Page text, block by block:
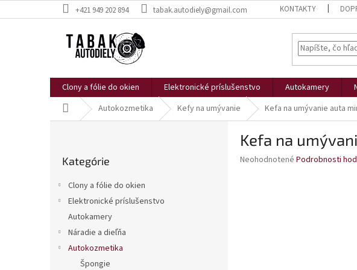
na
+421 949 202 894 tabak.autodiely@gmail.com KONTAKTY
Clony a fólie do okien Elektronické príslušenstvo Autokamery
DomovAutokozmetika Kefy na umývanie Kefa na umývanie auta
kategórie
Kategórie
Clony a fólie do okien
Elektronické príslušenstvo
Autokamery
Náradie a dieľňa
Autokozmetika
Špongie
Kefa na
Priemerné
Neohodnotené Podrobnosti